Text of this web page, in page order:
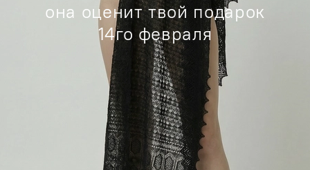
она оценит твой подарок
14го февраля